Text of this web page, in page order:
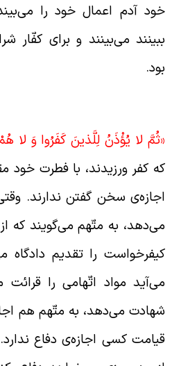
آدم اعمال خود را
می‌بینند و برای کفّار
لا يُؤْذَنُ لِلَّذينَ كَفَرُوا وَ لا هُمْ
کفر ورزیدند، با فطرت خود
سخن گفتن ندارند.
به متّهم می‌گویند که از
را تقدیم دادگاه
مواد اتّهامی را قرائت
می‌دهد، به متّهم هم
کسی اجازه‌ی دفاع